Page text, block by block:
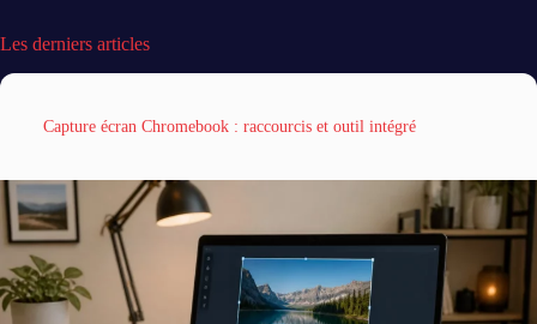
Les derniers articles
Capture écran Chromebook : raccourcis et outil intégré